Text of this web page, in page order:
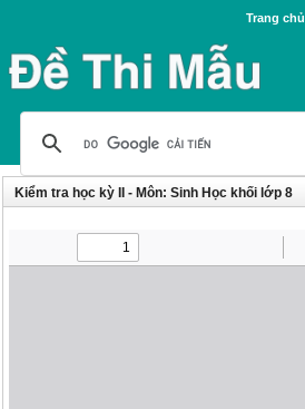
Trang chủ
Kiểm tra học kỳ II - Môn: Sinh Học khối lớp 8